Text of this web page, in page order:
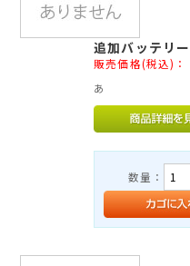
追加バッテリ
販売価格(税込)：
あ
数量：